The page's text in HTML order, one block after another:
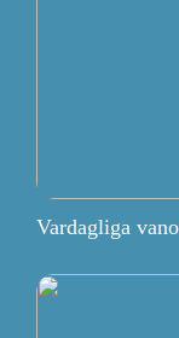
Vardagliga